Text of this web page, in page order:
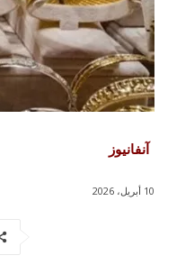
آنفانيوز
10 أبريل، 2026